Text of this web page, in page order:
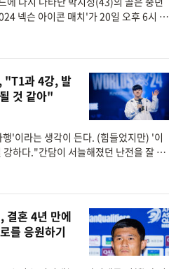
넥슨 아이콘 매치'가 20일 오후 6시 서
"T1과 4강, 발
것 같아"
'이라는 생각이 든다. (힘들었지만) '이
하다."간담이 서늘해졌던 난전을 잘 넘
결혼 4년 만에
를 응원하기